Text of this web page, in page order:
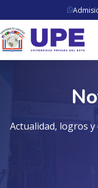
Actualidad, logros y